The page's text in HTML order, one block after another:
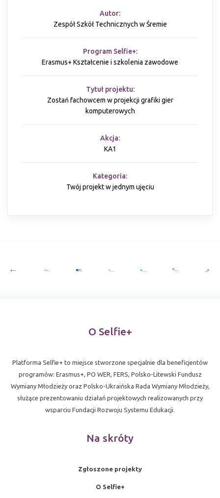
Autor:
Zespół Szkół Technicznych w Śremie
Program Selfie+:
Erasmus+ Kształcenie i szkolenia zawodowe
Tytuł projektu:
Zostań fachowcem w projekcji grafiki gier
komputerowych
Akcja:
KA1
Kategoria:
Twój projekt w jednym ujęciu
O Selfie+
Platforma Selfie+ to miejsce stworzone specjalnie dla beneficjentów
programów: Erasmus+, PO WER, FERS, Polsko-Litewski Fundusz
Wymiany Młodzieży oraz Polsko-Ukraińska Rada Wymiany Młodzieży,
służące prezentowaniu działań projektowych realizowanych przy
wsparciu Fundacji Rozwoju Systemu Edukacji.
Na skróty
Zgłoszone projekty
O Selfie+